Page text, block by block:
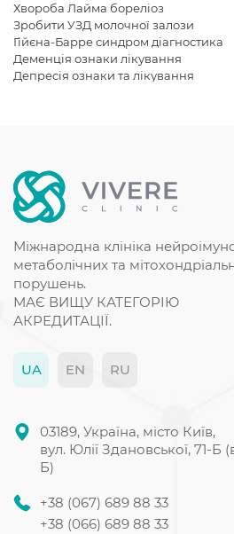
Хвороба Лайма бореліоз
Зробити УЗД молочної залози
Гійєна-Барре синдром діагностика
Деменція ознаки лікування
Депресія ознаки та лікування
Діагноз деменція
Лікування невриту лицьового нерва
УЗД органів малого таза у жінок
Міжнародна клініка
метаболічних та
порушень.
МАЄ ВИЩУ КАТЕГОРІЮ
АКРЕДИТАЦІЇ.
UA EN RU
03189, Україна, місто Київ,
вул. Юлії Здановської, 71-Б
Б)
+38 (067) 689 88 33
+38 (066) 689 88 33